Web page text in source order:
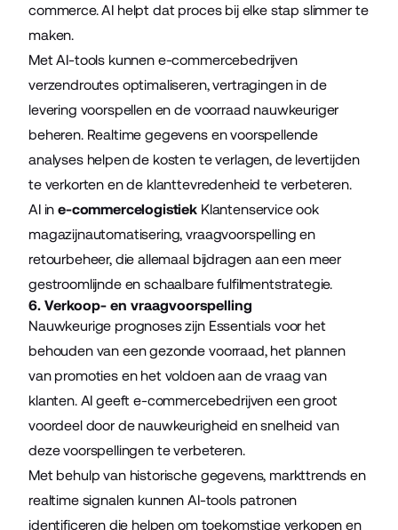
commerce. AI helpt dat proces bij elke stap slimmer te
maken.
Met AI-tools kunnen e-commercebedrijven
verzendroutes optimaliseren, vertragingen in de
levering voorspellen en de voorraad nauwkeuriger
beheren. Realtime gegevens en voorspellende
analyses helpen de kosten te verlagen, de levertijden
te verkorten en de klanttevredenheid te verbeteren.
AI ine-commercelogistiek Klantenservice ook
magazijnautomatisering, vraagvoorspelling en
retourbeheer, die allemaal bijdragen aan een meer
gestroomlijnde en schaalbare fulfilmentstrategie.
6. Verkoop- en vraagvoorspelling
Nauwkeurige prognoses zijn Essentials voor het
behouden van een gezonde voorraad, het plannen
van promoties en het voldoen aan de vraag van
klanten. AI geeft e-commercebedrijven een groot
voordeel door de nauwkeurigheid en snelheid van
deze voorspellingen te verbeteren.
Met behulp van historische gegevens, markttrends en
realtime signalen kunnen AI-tools patronen
identificeren die helpen om toekomstige verkopen en